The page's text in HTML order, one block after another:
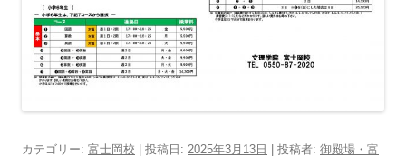
カテゴリー: 富士岡校 | 投稿日: 2025年3月13日 | 投稿者: 御殿場・富